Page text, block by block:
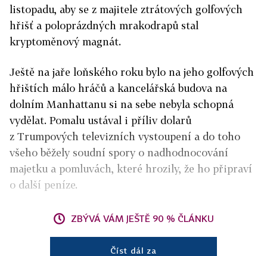
listopadu, aby se z majitele ztrátových golfových
hřišť a poloprázdných mrakodrapů stal
kryptoměnový magnát.
Ještě na jaře loňského roku bylo na jeho golfových
hřištích málo hráčů a kancelářská budova na
dolním Manhattanu si na sebe nebyla schopná
vydělat. Pomalu ustával i příliv dolarů
z Trumpových televizních vystoupení a do toho
všeho běžely soudní spory o nadhodnocování
majetku a pomluvách, které hrozily, že ho připraví
o další peníze.
ZBÝVÁ VÁM JEŠTĚ 90 % ČLÁNKU
Číst dál za